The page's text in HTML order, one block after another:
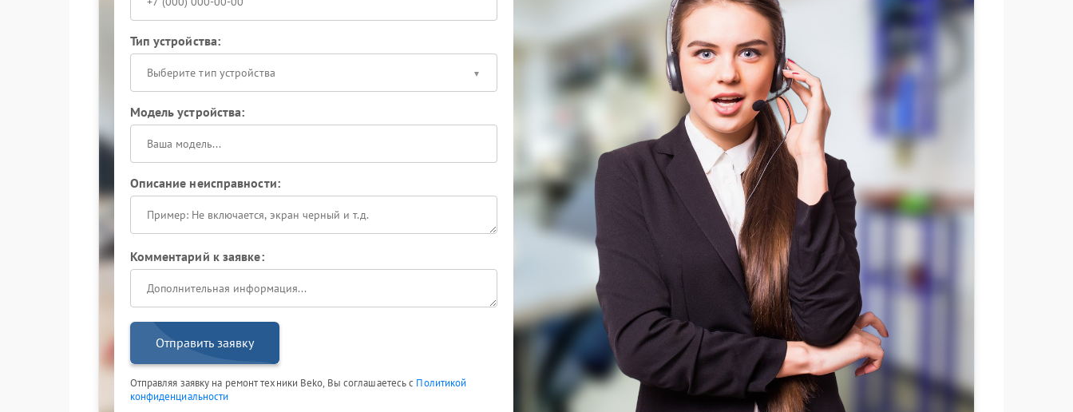
Тип устройства:
Выберите тип устройства
Модель устройства:
Описание неисправности:
Комментарий к заявке:
Отправить заявку
Отправляя заявку на ремонт техники Beko, Вы соглашаетесь с Политикой
конфиденциальности